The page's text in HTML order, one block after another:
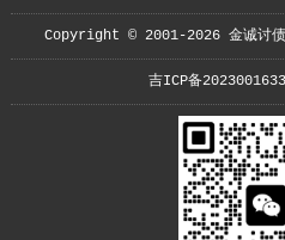
Copyright © 2001-2026 金诚讨
吉ICP备